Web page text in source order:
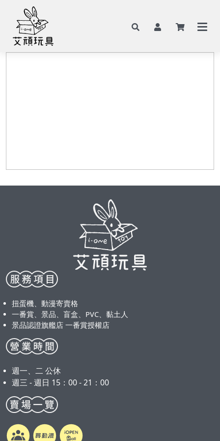
扭蛋機、動漫寄賣格
一番賞、景品、盲盒、PVC、黏土人
景品認證旗艦店 一番賞授權店
週一、二 公休
週三 - 週日 15：00 - 21：00